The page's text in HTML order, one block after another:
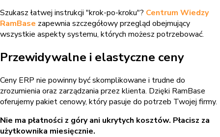
Szukasz łatwej instrukcji "krok-po-kroku"? Centrum Wiedzy
RamBase zapewnia szczegółowy przegląd obejmujący
wszystkie aspekty systemu, których możesz potrzebować.
Przewidywalne i elastyczne ceny
Ceny ERP nie powinny być skomplikowane i trudne do
zrozumienia oraz zarządzania przez klienta. Dzięki RamBase
oferujemy pakiet cenowy, który pasuje do potrzeb Twojej firmy.
Nie ma płatności z góry ani ukrytych kosztów. Płacisz za
użytkownika miesięcznie.